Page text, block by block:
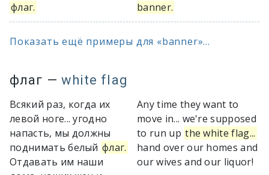
флаг.
banner.
Показать ещё примеры для «banner»...
флаг — white flag
Всякий раз, когда их
левой ноге... угодно
напасть, мы должны
поднимать белый флаг.
Отдавать им наши
Any time they want to
move in... we're supposed
to run up the white flag...
hand over our homes and
our wives and our liquor!